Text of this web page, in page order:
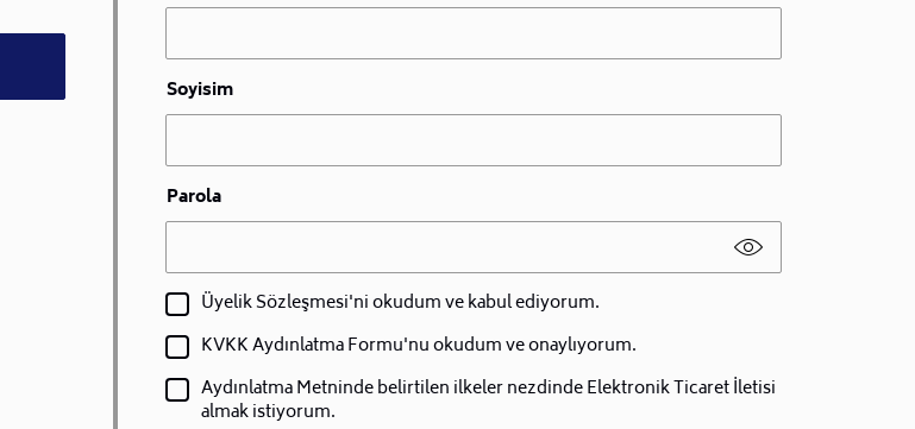
Soyisim
Parola
Üyelik Sözleşmesi'ni okudum ve kabul ediyorum.
KVKK Aydınlatma Formu'nu okudum ve onaylıyorum.
Aydınlatma Metninde belirtilen ilkeler nezdinde Elektronik Ticaret İletisi
almak istiyorum.